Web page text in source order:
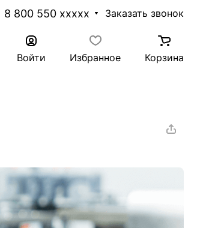
8 800 550 xxxxx Заказать звонок
Войти Избранное Корзина